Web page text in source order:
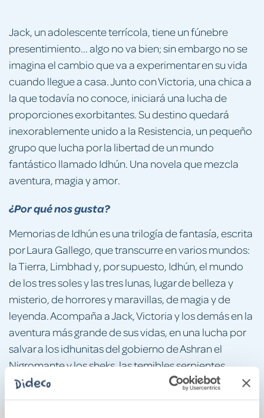
Jack, un adolescente terrícola, tiene un fúnebre
presentimiento... algo no va bien; sin embargo no se
imagina el cambio que va a experimentar en su vida
cuando llegue a casa. Junto con Victoria, una chica a
la que todavía no conoce, iniciará una lucha de
proporciones exorbitantes. Su destino quedará
inexorablemente unido a la Resistencia, un pequeño
grupo que lucha por la libertad de un mundo
fantástico llamado Idhún. Una novela que mezcla
aventura, magia y amor.
¿Por qué nos gusta?
Memorias de Idhún es una trilogía de fantasía, escrita
por Laura Gallego, que transcurre en varios mundos:
la Tierra, Limbhad y, por supuesto, Idhún, el mundo
de los tres soles y las tres lunas, lugar de belleza y
misterio, de horrores y maravillas, de magia y de
leyenda. Acompaña a Jack, Victoria y los demás en la
aventura más grande de sus vidas, en una lucha por
salvar a los idhunitas del gobierno de Ashran el
Nigromante y los sheks, las temibles serpientes
aladas.